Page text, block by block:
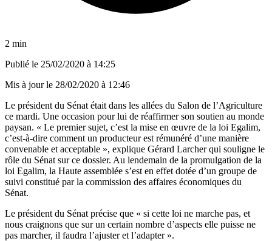
2 min
Publié le 25/02/2020 à 14:25
Mis à jour le 28/02/2020 à 12:46
Le président du Sénat était dans les allées du Salon de l’Agriculture
ce mardi. Une occasion pour lui de réaffirmer son soutien au monde
paysan. « Le premier sujet, c’est la mise en œuvre de la loi Egalim,
c’est-à-dire comment un producteur est rémunéré d’une manière
convenable et acceptable », explique Gérard Larcher qui souligne le
rôle du Sénat sur ce dossier. Au lendemain de la promulgation de la
loi Egalim, la Haute assemblée s’est en effet dotée d’un groupe de
suivi constitué par la commission des affaires économiques du
Sénat.
Le président du Sénat précise que « si cette loi ne marche pas, et
nous craignons que sur un certain nombre d’aspects elle puisse ne
pas marcher, il faudra l’ajuster et l’adapter ».